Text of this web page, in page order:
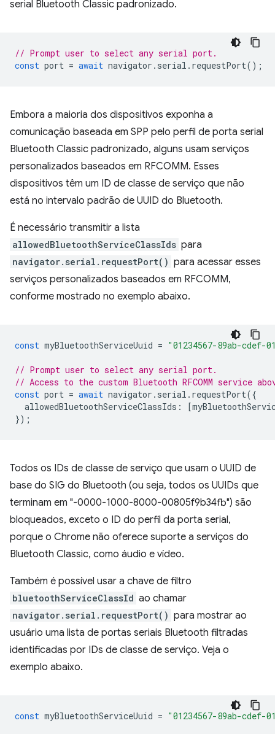
serial Bluetooth Classic padronizado.
// Prompt user to select any serial port.
const port = await navigator . serial . requestPort();
Embora a maioria dos dispositivos exponha a
comunicação baseada em SPP pelo perfil de porta serial
Bluetooth Classic padronizado, alguns usam serviços
personalizados baseados em RFCOMM. Esses
dispositivos têm um ID de classe de serviço que não
está no intervalo padrão de UUID do Bluetooth.
É necessário transmitir a lista
allowedBluetoothServiceClassIds para
navigator.serial.requestPort() para acessar esses
serviços personalizados baseados em RFCOMM,
conforme mostrado no exemplo abaixo.
const myBluetoothServiceUuid = "01234567-89ab-cdef-
// Prompt user to select any serial port.
// Access to the custom Bluetooth RFCOMM service
const port = await navigator . serial . requestPort({
allowedBluetoothServiceClassIds : [
});
Todos os IDs de classe de serviço que usam o UUID de
base do SIG do Bluetooth (ou seja, todos os UUIDs que
terminam em "-0000-1000-8000-00805f9b34fb") são
bloqueados, exceto o ID do perfil da porta serial,
porque o Chrome não oferece suporte a serviços do
Bluetooth Classic, como áudio e vídeo.
Também é possível usar a chave de filtro
bluetoothServiceClassId ao chamar
navigator.serial.requestPort() para mostrar ao
usuário uma lista de portas seriais Bluetooth filtradas
identificadas por IDs de classe de serviço. Veja o
exemplo abaixo.
const myBluetoothServiceUuid = "01234567-89ab-cdef-